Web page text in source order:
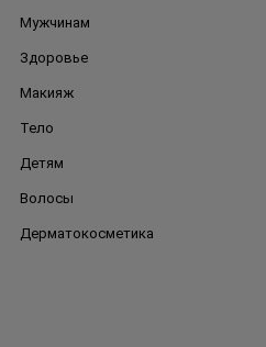
Мужчинам
Здоровье
Макияж
Тело
Детям
Волосы
Дерматокосметика